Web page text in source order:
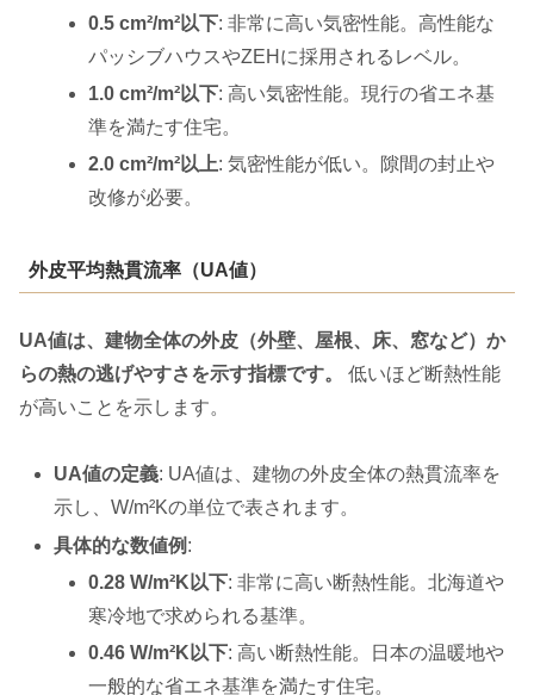
0.5 cm²/m²以下: 非常に高い気密性能。高性能な
パッシブハウスやZEHに採用されるレベル。
1.0 cm²/m²以下: 高い気密性能。現行の省エネ基
準を満たす住宅。
2.0 cm²/m²以上: 気密性能が低い。隙間の封止や
改修が必要。
外皮平均熱貫流率（UA値）
UA値は、建物全体の外皮（外壁、屋根、床、窓など）か
らの熱の逃げやすさを示す指標です。
低いほど断熱性能
が高いことを示します。
UA値の定義: UA値は、建物の外皮全体の熱貫流率を
示し、W/m²Kの単位で表されます。
具体的な数値例 :
0.28 W/m²K以下: 非常に高い断熱性能。北海道や
寒冷地で求められる基準。
0.46 W/m²K以下: 高い断熱性能。日本の温暖地や
一般的な省エネ基準を満たす住宅。